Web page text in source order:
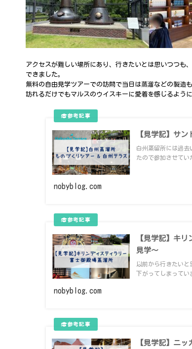
アクセスが難しい場所にあり、行きたいとは思いつつも
できました。
無料の自由見学ツアーでの訪問で当日は蒸溜などの製造
訪れるだけでもマルスのウイスキーに愛着を感じるよう
【見学記】サ
白州蒸留所には過去
たので参加させて
nobyblog.com
【見学記】キ
見学～
以前から行きたい
下がってしまって
nobyblog.com
【見学記】ニ